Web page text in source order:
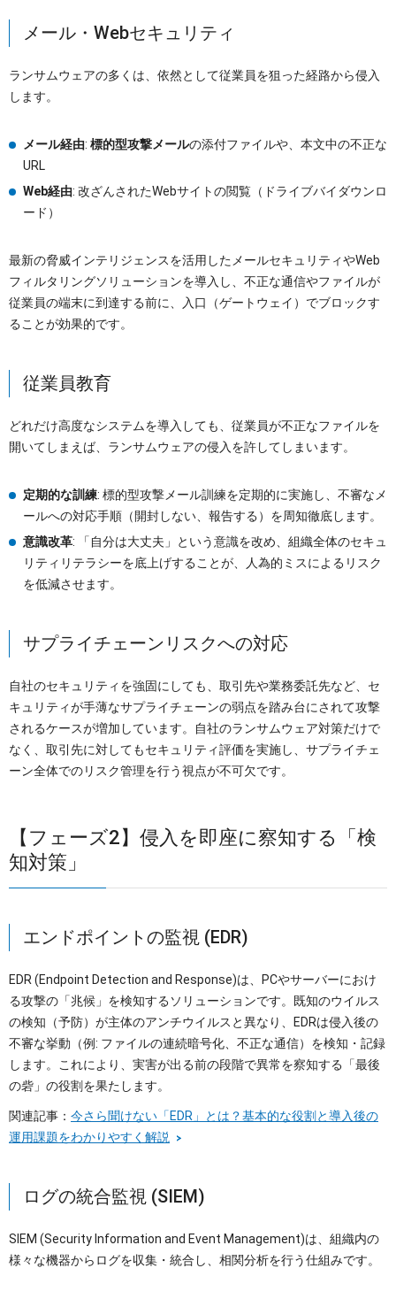
メール・Webセキュリティ
ランサムウェアの多くは、依然として従業員を狙った経路から侵入
します。
メール経由: 標的型攻撃メールの添付ファイルや、本文中の不正な
URL
Web経由: 改ざんされたWebサイトの閲覧（ドライブバイダウンロ
ード）
最新の脅威インテリジェンスを活用したメールセキュリティやWeb
フィルタリングソリューションを導入し、不正な通信やファイルが
従業員の端末に到達する前に、入口（ゲートウェイ）でブロックす
ることが効果的です。
従業員教育
どれだけ高度なシステムを導入しても、従業員が不正なファイルを
開いてしまえば、ランサムウェアの侵入を許してしまいます。
定期的な訓練: 標的型攻撃メール訓練を定期的に実施し、不審なメ
ールへの対応手順（開封しない、報告する）を周知徹底します。
意識改革: 「自分は大丈夫」という意識を改め、組織全体のセキュ
リティリテラシーを底上げすることが、人為的ミスによるリスク
を低減させます。
サプライチェーンリスクへの対応
自社のセキュリティを強固にしても、取引先や業務委託先など、セ
キュリティが手薄なサプライチェーンの弱点を踏み台にされて攻撃
されるケースが増加しています。自社のランサムウェア対策だけで
なく、取引先に対してもセキュリティ評価を実施し、サプライチェ
ーン全体でのリスク管理を行う視点が不可欠です。
【フェーズ2】侵入を即座に察知する「検
知対策」
エンドポイントの監視 (EDR)
EDR (Endpoint Detection and Response)は、PCやサーバーにおけ
る攻撃の「兆候」を検知するソリューションです。既知のウイルス
の検知（予防）が主体のアンチウイルスと異なり、EDRは侵入後の
不審な挙動（例: ファイルの連続暗号化、不正な通信）を検知・記録
します。これにより、実害が出る前の段階で異常を察知する「最後
の砦」の役割を果たします。
関連記事： 今さら聞けない「EDR」とは？基本的な役割と導入後の
運用課題をわかりやすく解説
ログの統合監視 (SIEM)
SIEM (Security Information and Event Management)は、組織内の
様々な機器からログを収集・統合し、相関分析を行う仕組みです。